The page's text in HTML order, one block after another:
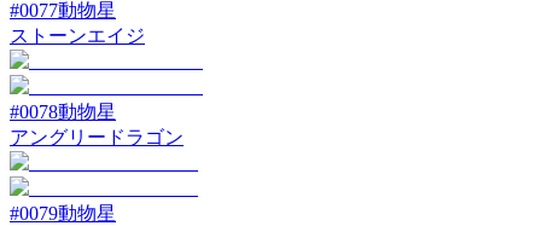
#0077動物星
ストーンエイジ
#0078動物星
アングリードラゴン
#0079動物星